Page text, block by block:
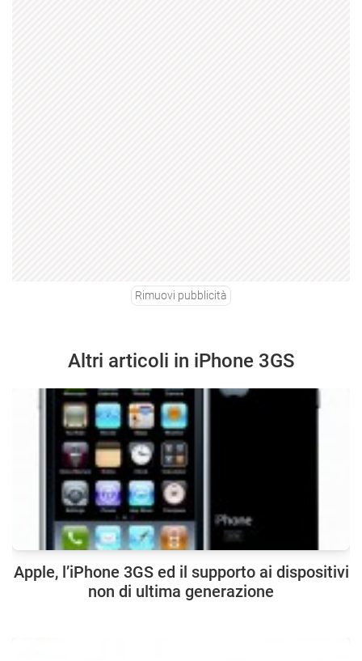
Rimuovi pubblicità
Altri articoli in iPhone 3GS
Apple, l’iPhone 3GS ed il supporto ai dispositivi
non di ultima generazione